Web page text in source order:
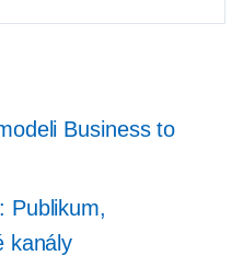
Business to
Publikum,
kanály